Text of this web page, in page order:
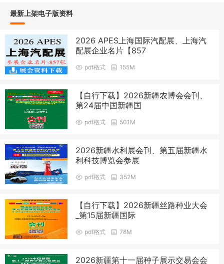
最新上架电子版资料
2026 APES上海国际汽配展、上海汽
配展企业名片【857
pdf格式 155M
【自行下载】2026新疆农博会会刊、
第24届中国新疆国
pdf格式 501M
2026新疆水利展会刊、第五届新疆水
利科技博览会参展
pdf格式 352M
【自行下载】2026新疆丝路种业大会
_第15届新疆国际
pdf格式 78M
2026新疆第十一届种子展示交易会会